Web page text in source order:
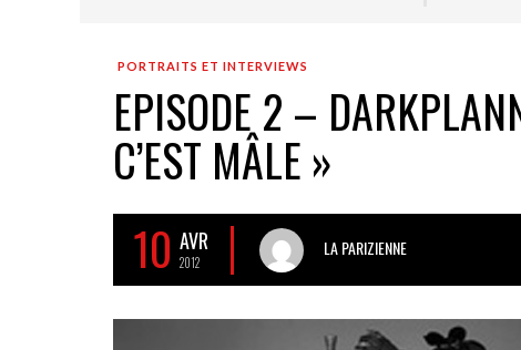
PORTRAITS ET INTERVIEWS
EPISODE 2 –
C’EST MÂLE »
10 AVR
2012
LA PARIZIENNE